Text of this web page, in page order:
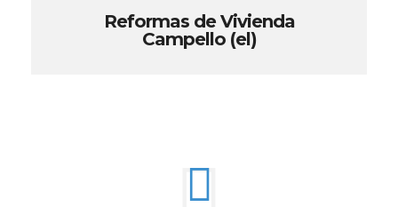
Reformas de Vivienda
Campello (el)